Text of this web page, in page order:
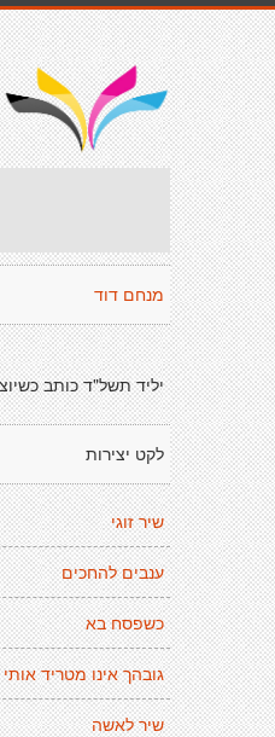
מנחם דוד
יליד תשל"ד כותב
לקט יצירות
שיר זוגי
ענבים להחכים
כשפסח בא
גובהך אינו מטריד אותי
שיר לאשה